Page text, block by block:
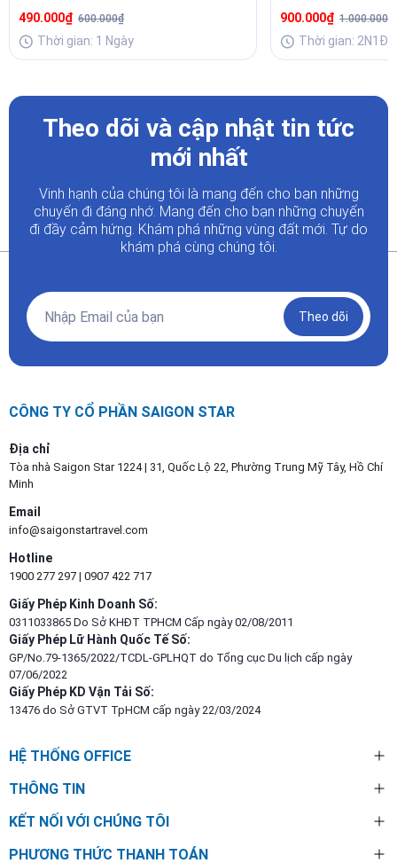
Cho THCS, THPT
490.000₫ 600.000₫
Thời gian: 1 Ngày
Trải Nghiệm &
900.000₫ 1.000.000₫
Thời gian: 2N1Đ
Theo dõi và cập nhật tin tức
mới nhất
Vinh hạnh của chúng tôi là mang đến cho bạn những
chuyến đi đáng nhớ. Mang đến cho bạn những chuyến
đi đầy cảm hứng. Khám phá những vùng đất mới. Tự do
khám phá cùng chúng tôi.
Theo dõi
CÔNG TY CỔ PHẦN SAIGON STAR
Địa chỉ
Tòa nhà Saigon Star 1224 | 31, Quốc Lộ 22, Phường Trung Mỹ Tây, Hồ Chí
Minh
Email
info@saigonstartravel.com
Hotline
1900 277 297 | 0907 422 717
Giấy Phép Kinh Doanh Số:
0311033865 Do Sở KHĐT TPHCM Cấp ngày 02/08/2011
Giấy Phép Lữ Hành Quốc Tế Số:
GP/No.79-1365/2022/TCDL-GPLHQT do Tổng cục Du lịch cấp ngày
07/06/2022
Giấy Phép KD Vận Tải Số:
13476 do Sở GTVT TpHCM cấp ngày 22/03/2024
HỆ THỐNG OFFICE
THÔNG TIN
KẾT NỐI VỚI CHÚNG TÔI
PHƯƠNG THỨC THANH TOÁN